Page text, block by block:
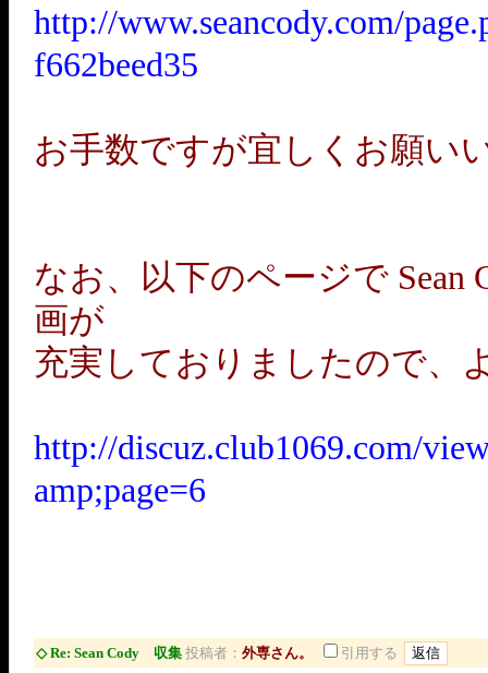
http://www.seancody.com/
f662beed35
お手数ですが宜しくお願い
なお、以下のページで Sean
画が
充実しておりましたので、
http://discuz.club1069.com/
amp;page=6
◇ Re: Sean Cody 収集 投稿者： 外専さん。 引用する